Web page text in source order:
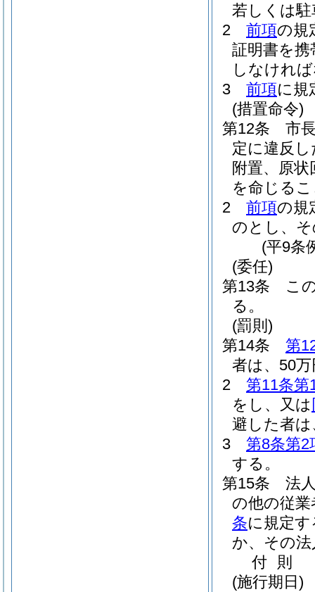
若しくは
2
前項の規
証明書を
しなけれ
3
前項に規
(措置命令)
第12条
市
定に違反
附置、原
を命じる
2
前項の規
のとし、
(平9条
(委任)
第13条
こ
る。
(罰則)
第14条
第
者は、50
2
第11条第
をし、又は
避した者
3
第8条第2
する。
第15条
法
の他の従
条に規定
か、その
付 則
(施行期日)